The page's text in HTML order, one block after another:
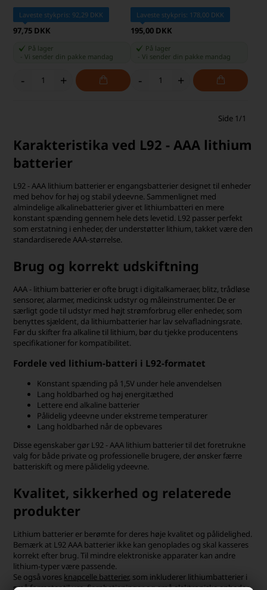
Laveste stykpris: 92,29 DKK
97,75 DKK
På lager
-Vi sender din pakke mandag
- +
Laveste stykpris: 178,00 DKK
195,00 DKK
På lager
Vi sender din pakke mandag
- +
Side 1/1
Karakteristika ved L92 - AAA lithium
batterier
L92 - AAA lithium batterier er engangsbatterier designet til enheder
med behov for høj og stabil ydeevne. Sammenlignet med
almindelige alkalinebatterier giver et lithiumbatteri en mere
konstant spænding gennem hele dets levetid. L92 passer perfekt
som erstatning i enheder, der understøtter lithium, takket være den
standardiserede AAA-størrelse.
Brug og korrekt udskiftning
AAA - lithium batterier er ofte brugt i digitalkameraer, blitz, trådløse
sensorer, alarmer, medicinsk udstyr og måleinstrumenter. De er
særligt gode til udstyr med højt strømforbrug eller enheder, som
benyttes sjældent, da lithiumbatterier har lav selvafladningsrate.
Før du skifter fra alkaline til lithium, bør du tjekke producentens
specifikationer for kompatibilitet.
Fordele ved lithium-batteri i L92-formatet
Konstant spænding på 1,5V under hele anvendelsen
Lang holdbarhed og høj energitæthed
Lettere end alkaline batterier
Pålidelig ydeevne under ekstreme temperaturer
Lang holdbarhed når de opbevares
Disse egenskaber gør L92 - AAA lithium batterier til det foretrukne
valg for både private og professionelle brugere, der ønsker færre
batteriskift og mere pålidelig ydeevne.
Kvalitet, sikkerhed og relaterede
produkter
Lithium batterier er berømte for deres høje kvalitet og pålidelighed.
Bemærk at L92 AAA batterier ikke kan genoplades og skal kasseres
korrekt efter brug. Til mindre elektroniske apparater kan andre
lithium-typer være passende.
Se også vores knapcelle batterier, som inkluderer lithiumbatterier i
små formater til ure, fjernbetjeninger og små elektroniske enheder.